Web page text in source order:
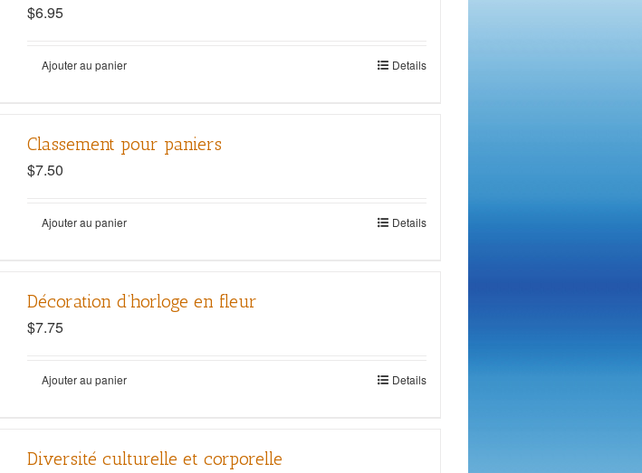
$6.95
Ajouter au panier Details
Classement pour paniers
$7.50
Ajouter au panier Details
Décoration d’horloge en fleur
$7.75
Ajouter au panier Details
Diversité culturelle et corporelle